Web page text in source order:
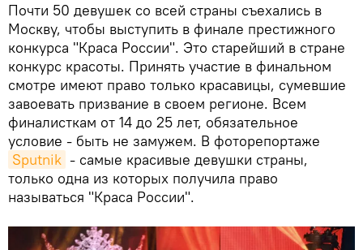
Почти 50 девушек со всей страны съехались в
Москву, чтобы выступить в финале престижного
конкурса "Краса России". Это старейший в стране
конкурс красоты. Принять участие в финальном
смотре имеют право только красавицы, сумевшие
завоевать призвание в своем регионе. Всем
финалисткам от 14 до 25 лет, обязательное
условие - быть не замужем. В фоторепортаже
Sputnik - самые красивые девушки страны,
только одна из которых получила право
называться "Краса России".